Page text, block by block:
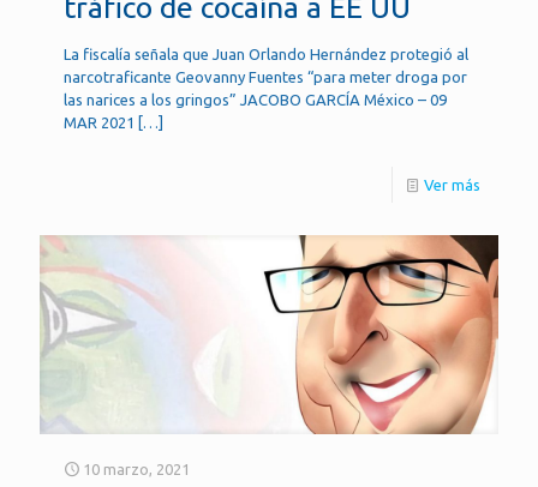
tráfico de cocaína a EE UU
La fiscalía señala que Juan Orlando Hernández protegió al
narcotraficante Geovanny Fuentes “para meter droga por
las narices a los gringos” JACOBO GARCÍA México – 09
MAR 2021 […]
Ver más
10 marzo, 2021